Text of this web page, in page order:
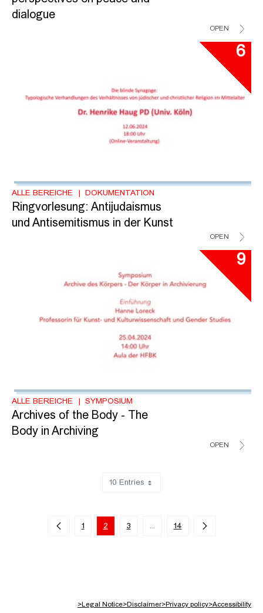
dialogue
OPEN
6
ALLE BEREICHE DOKUMENTATION
Ringvorlesung: Antijudaismus
und Antisemitismus in der Kunst
OPEN
9
ALLE BEREICHE SYMPOSIUM
Archives of the Body - The
Body in Archiving
OPEN
10 Entries
1 2 3 ...Intermediate Pages Use TAB
14
>Legal Notice>Disclaimer>Privacy policy>Accessibility